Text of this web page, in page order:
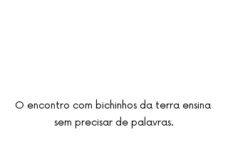
O encontro com bichinhos da terra ensina
sem precisar de palavras.